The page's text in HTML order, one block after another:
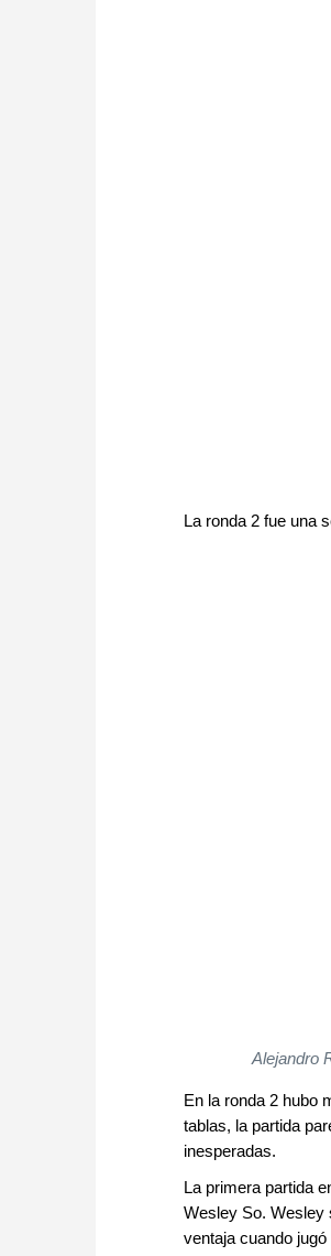
La ronda 2 fue una
Alejandro
En la ronda 2 hubo
tablas, la partida
inesperadas.
La primera partida
Wesley So. Wesley
ventaja cuando